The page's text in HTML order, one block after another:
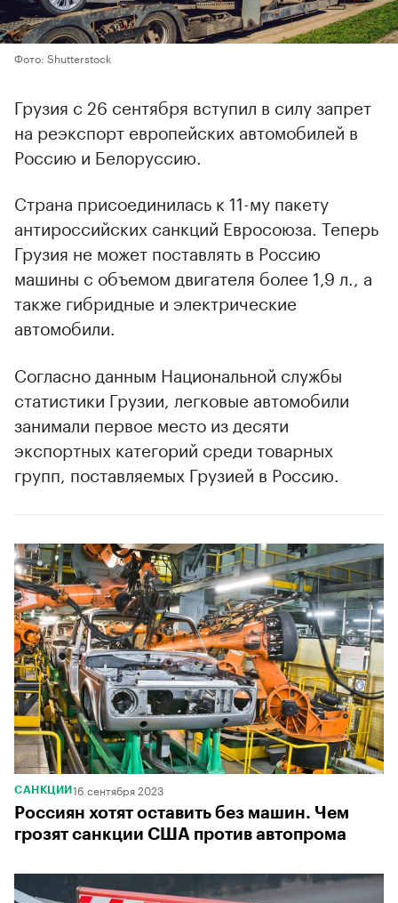
Фото: Shutterstock
Грузия с 26 сентября вступил в силу запрет
на реэкспорт европейских автомобилей в
Россию и Белоруссию.
Страна присоединилась к 11-му пакету
антироссийских санкций Евросоюза. Теперь
Грузия не может поставлять в Россию
машины с объемом двигателя более 1,9 л., а
также гибридные и электрические
автомобили.
00:00 / 00:00
Согласно данным Национальной службы
статистики Грузии, легковые автомобили
занимали первое место из десяти
экспортных категорий среди товарных
групп, поставляемых Грузией в Россию.
САНКЦИИ 16 сентября 2023
Россиян хотят оставить без машин. Чем
грозят санкции США против автопрома